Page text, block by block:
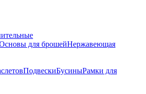
для брошейНержавеющая
ПодвескиБусиныРамки для